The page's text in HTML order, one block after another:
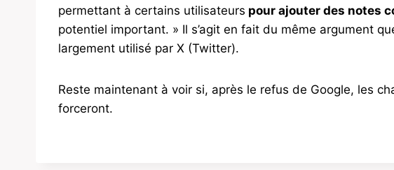
permettant à certains utilisateurs pour ajouter des notes
potentiel important. » Il s’agit en fait du même argument
largement utilisé par X (Twitter).
Reste maintenant à voir si, après le refus de Google, les
forceront.